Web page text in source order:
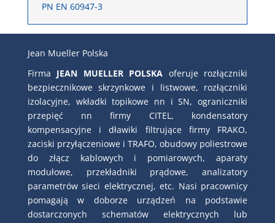
PN EN 60947-3
Jean Mueller Polska
Firma JEAN MUELLER POLSKA oferuje rozłączniki
bezpiecznikowe skrzynkowe i listwowe, rozłączniki
izolacyjne, wkładki topikowe nn i SN, ograniczniki
przepięć nn firmy CITEL, kondensatory
kompensacyjne i dławiki filtrujące firmy FRAKO,
zaciski przyłączeniowe i TRAFO, obudowy poliestrowe
do złącz kablowych i pomiarowych, aparaty
modułowe, przekładniki prądowe, analizatory
parametrów sieci elektrycznej, etc. Nasi pracownicy
pomagają w doborze urządzeń na podstawie
dostarczonych schematów elektrycznych lub